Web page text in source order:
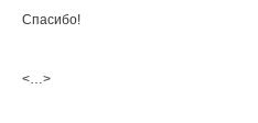
Спасибо!
<…>